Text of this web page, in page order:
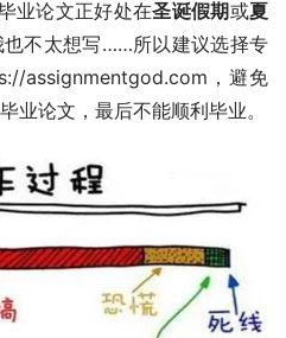
业论文正好处在圣诞假期或夏
也不太想写……所以建议选择专
assignmentgod.com，避免
业论文，最后不能顺利毕业。